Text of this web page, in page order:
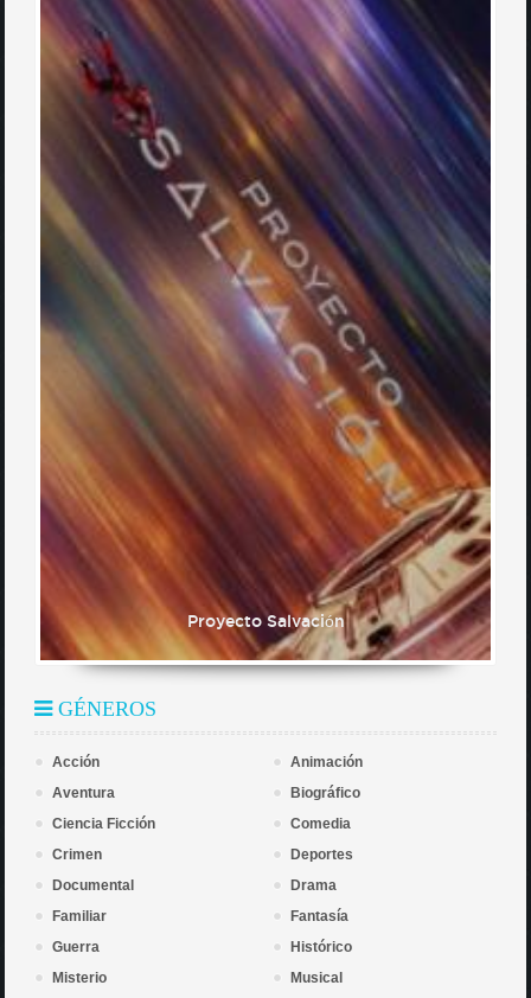
Proyecto Salvación
GÉNEROS
Acción
Animación
Aventura
Biográfico
Ciencia Ficción
Comedia
Crimen
Deportes
Documental
Drama
Familiar
Fantasía
Guerra
Histórico
Misterio
Musical